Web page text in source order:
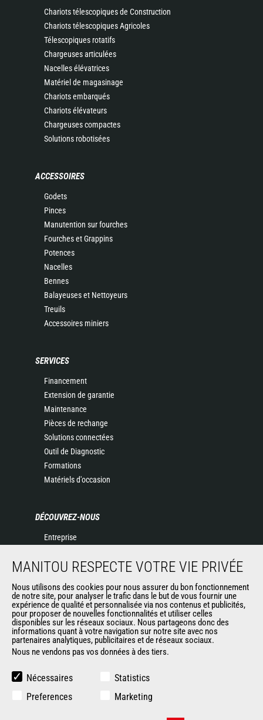
Chariots télescopiques de Construction
Chariots télescopiques Agricoles
Télescopiques rotatifs
Chargeuses articulées
Nacelles élévatrices
Matériel de magasinage
Chariots embarqués
Chariots élévateurs
Chargeuses compactes
Solutions robotisées
ACCESSOIRES
Godets
Pinces
Manutention sur fourches
Fourches et Grappins
Potences
Nacelles
Bennes
Balayeuses et Nettoyeurs
Treuils
Accessoires miniers
SERVICES
Financement
Extension de garantie
Maintenance
Pièces de rechange
Solutions connectées
Outil de Diagnostic
Formations
Matériels d'occasion
DÉCOUVREZ-NOUS
Entreprise
Informations légales
Evénements
Actualités
Historique
CGV Manitou BF
AUTRES SITES DU GROUPE
Manitou Group
MANITOU RESPECTE VOTRE VIE PRIVÉE
Nous utilisons des cookies pour nous assurer du bon fonctionnement
de notre site, pour analyser le trafic dans le but de vous fournir une
expérience de qualité et personnalisée via nos contenus et publicités,
pour proposer de nouvelles fonctionnalités et utiliser celles
disponibles sur les réseaux sociaux. Nous partageons donc des
informations quant à votre navigation sur notre site avec nos
partenaires analytiques, publicitaires et de réseaux sociaux.
Nous ne vendons pas vos données à des tiers.
Nécessaires
Statistics
Preferences
Marketing